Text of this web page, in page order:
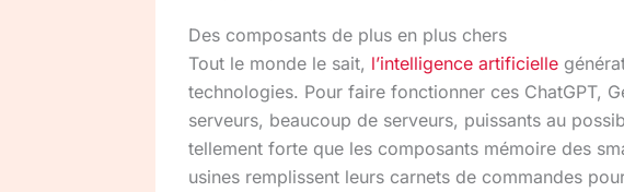
Des composants de plus en plus chers
Tout le monde le sait, l’intelligence artificielle
technologies. Pour faire fonctionner ces ChatGPT,
serveurs, beaucoup de serveurs, puissants au
tellement forte que les composants mémoire des
usines remplissent leurs carnets de commandes